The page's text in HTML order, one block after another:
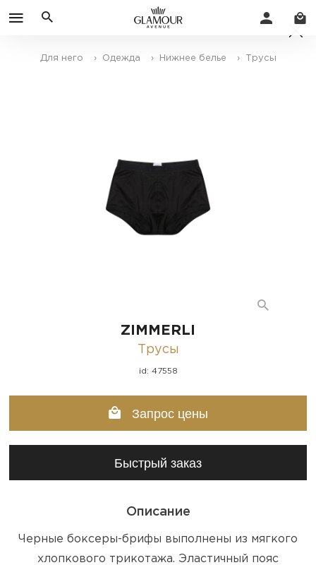
Для него › Одежда › Нижнее белье › Трусы
ZIMMERLI
Трусы
id: 47558
Запрос цены
Быстрый заказ
Описание
Черные боксеры-брифы выполнены из мягкого
хлопкового трикотажа. Эластичный пояс